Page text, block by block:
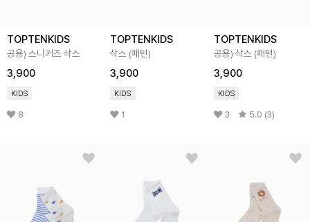
TOPTENKIDS
공용) 스니커즈 삭스
3,900
KIDS
8
TOPTENKIDS
삭스 (패턴)
3,900
KIDS
1
TOPTENKIDS
공용) 삭스 (패턴)
3,900
KIDS
3 5.0 (3)